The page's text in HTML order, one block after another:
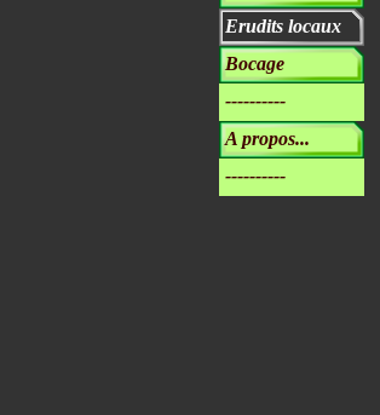
Erudits locaux
Bocage
----------
A propos...
----------